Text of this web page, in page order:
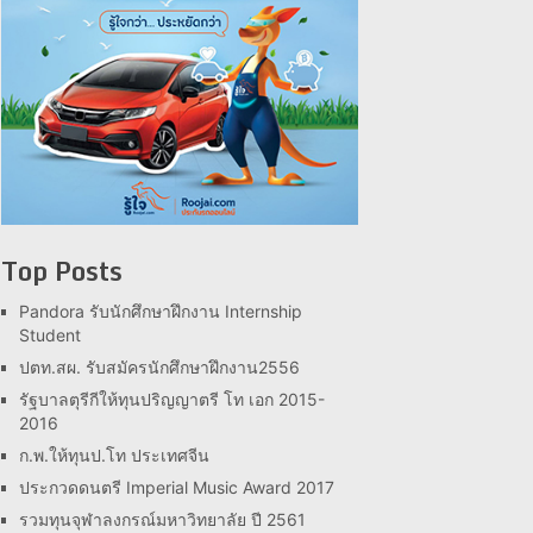
Top Posts
Pandora รับนักศึกษาฝึกงาน Internship
Student
ปตท.สผ. รับสมัครนักศึกษาฝึกงาน2556
รัฐบาลตุรีกีให้ทุนปริญญาตรี โท เอก 2015-
2016
ก.พ.ให้ทุนป.โท ประเทศจีน
ประกวดดนตรี Imperial Music Award 2017
รวมทุนจุฬาลงกรณ์มหาวิทยาลัย ปี 2561